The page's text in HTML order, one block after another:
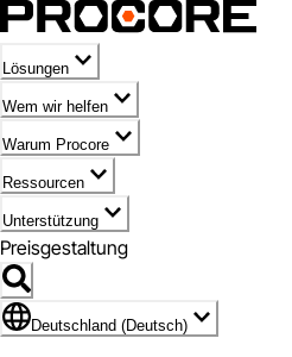
Lösungen
Wem wir helfen
Warum Procore
Ressourcen
Unterstützung
Preisgestaltung
Markieren des Symbols für Deutschland
Deutschland (Deutsch)